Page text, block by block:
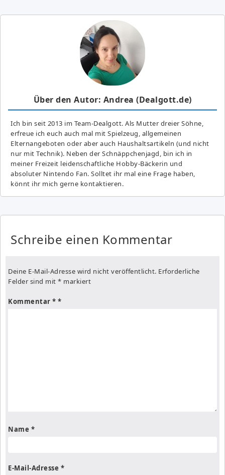
Über den Autor: Andrea (Dealgott.de)
Ich bin seit 2013 im Team-Dealgott. Als Mutter dreier Söhne,
erfreue ich euch auch mal mit Spielzeug, allgemeinen
Elternangeboten oder aber auch Haushaltsartikeln (und nicht
nur mit Technik). Neben der Schnäppchenjagd, bin ich in
meiner Freizeit leidenschaftliche Hobby-Bäckerin und
absoluter Nintendo Fan. Solltet ihr mal eine Frage haben,
könnt ihr mich gerne kontaktieren.
Schreibe einen Kommentar
Deine E-Mail-Adresse wird nicht veröffentlicht. Erforderliche
Felder sind mit * markiert
Kommentar *
Name *
E-Mail-Adresse *